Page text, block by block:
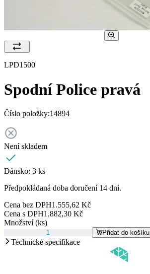
LPD1500
Spodní Police pravá
Číslo položky:14894
Není skladem
Dánsko: 3 ks
Předpokládaná doba doručení 14 dní.
Cena bez DPH1.555,62 Kč
Cena s DPH1.882,30 Kč
Množství (ks)
Přidat do košíku
Technické specifikace